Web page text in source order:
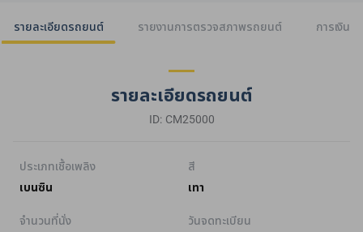
รายละเอียดรถยนต์ รายงานการตรวจสภาพรถยนต์ การเงิน
รายละเอียดรถยนต์
ID: CM25000
ประเภทเชื้อเพลิง
เบนซิน
สี
เทา
จำนวนที่นั่ง
วันจดทะเบียน